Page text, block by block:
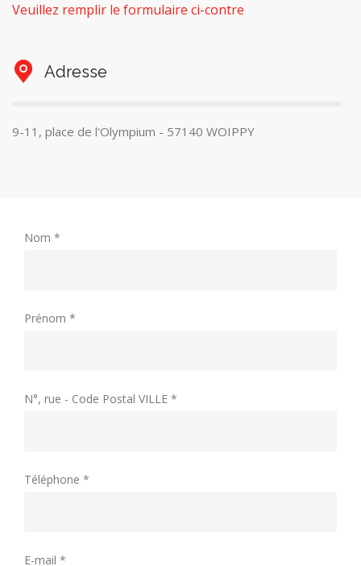
Veuillez remplir le formulaire ci-contre
Adresse
9-11, place de l'Olympium - 57140 WOIPPY
Nom *
Prénom *
N°, rue - Code Postal VILLE *
Téléphone *
E-mail *